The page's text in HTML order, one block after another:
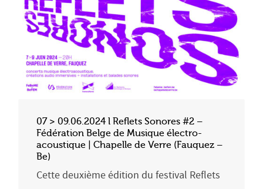
07 > 09.06.2024 l Reflets Sonores #2 –
Fédération Belge de Musique électro-
acoustique | Chapelle de Verre (Fauquez –
Be)
Cette deuxième édition du festival Reflets